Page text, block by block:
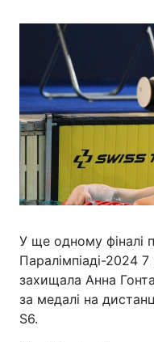
У ще одному фіналі
Паралімпіаді-2024
захищала Анна
за медалі на
S6.